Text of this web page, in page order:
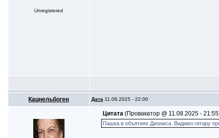
Unregistered
Кацнельбоген Дата 11.08.2025 - 22:00
Цитата (Провакатор @ 11.08.2025 -
Пашка в объятиях Диониса. Видимо гитару